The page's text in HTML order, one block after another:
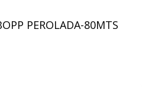
PEROLADA-80MTS